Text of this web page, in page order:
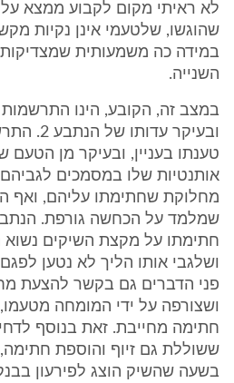
לא ראיתי מקום לקבוע ממצא
שהוגשו, שלטעמי אינן נקיות
במידה כה משמעותית
השנייה.
במצב זה, הקובע, הינו התרשמות
ובעיקר
טענתו בעניין, ובעיקר מן
אותנטיות שלו במסמכים
מחלוקת שחתימתו עליהם, ואף
חתימתו על מקצת השיקים נשוא
ושלגבי אותו הליך לא נטען
פני הדברים גם בקשר להצעת
ושצורפה על ידי המומחה
חתימה מחייבת. זאת בנוסף
ששוללת גם זיוף והוספת
בשעה שהשיק הוצג לפירעון בבנק ב-